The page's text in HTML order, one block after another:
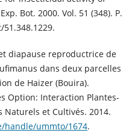
Bot. 2000. Vol. 51 (348). P.
51.348.1229.
diapause reproductrice de
dans deux parcelles
de Haizer (Bouira).
Option: Interaction Plantes-
Naturels et Cultivés. 2014.
handle/ummto/1674.